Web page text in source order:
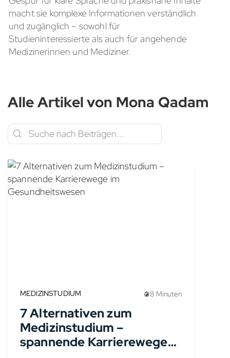
macht sie komplexe Informationen verständlich
und zugänglich – sowohl für
Studieninteressierte als auch für angehende
Medizinerinnen und Mediziner.
Alle Artikel von Mona Qadam
MEDIZINSTUDIUM 8 Minuten
7 Alternativen zum
Medizinstudium –
spannende Karrierewege